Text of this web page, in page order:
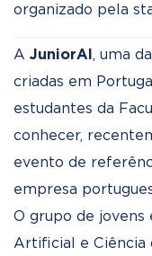
organizado pela
A JuniorAI , uma
criadas em
estudantes da
conhecer,
evento de
empresa
O grupo de jovens
Artificial e Ciência